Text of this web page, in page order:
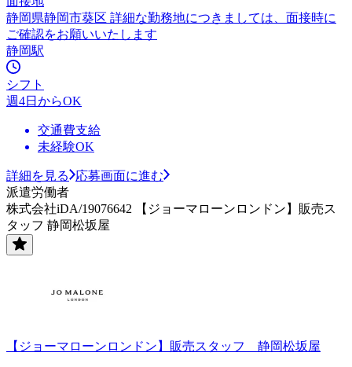
静岡県静岡市葵区 詳細な勤務地につきましては、面接時に
ご確認をお願いいたします
静岡駅
シフト
週4日からOK
交通費支給
未経験OK
詳細を見る
応募画面に進む
派遣労働者
株式会社iDA/19076642 【ジョーマローンロンドン】販売ス
タッフ 静岡松坂屋
【ジョーマローンロンドン】販売スタッフ 静岡松坂屋